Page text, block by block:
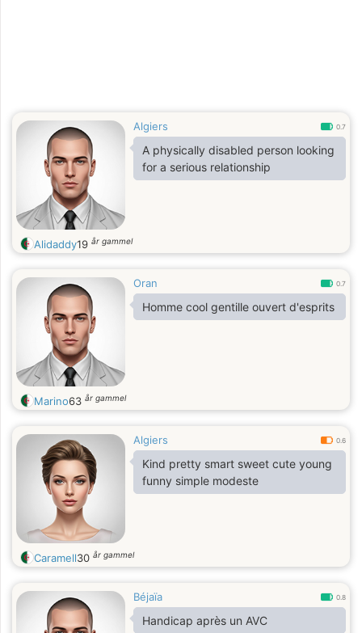
Algiers 0.7
A physically disabled person looking
for a serious relationship
Alidaddy19 år gammel
Oran 0.7
Homme cool gentille ouvert d'esprits
Marino63 år gammel
Algiers 0.6
Kind pretty smart sweet cute young
funny simple modeste
Caramell30 år gammel
Béjaïa 0.8
Handicap après un AVC